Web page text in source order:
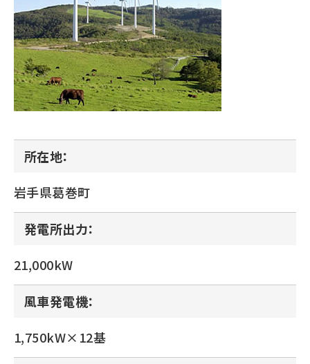
所在地：
岩手県葛巻町
発電所出力：
21,000kW
風車発電機：
1,750kW×12基